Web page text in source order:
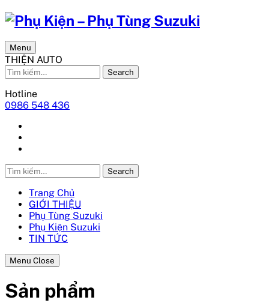
Menu
THIỆN AUTO
Search
Hotline
0986 548 436
Search
Trang Chủ
GIỚI THIỆU
Phụ Tùng Suzuki
Phụ Kiện Suzuki
TIN TỨC
Menu Close
Sản phẩm